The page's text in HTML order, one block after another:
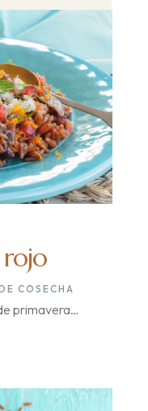
COSECHA
primavera…